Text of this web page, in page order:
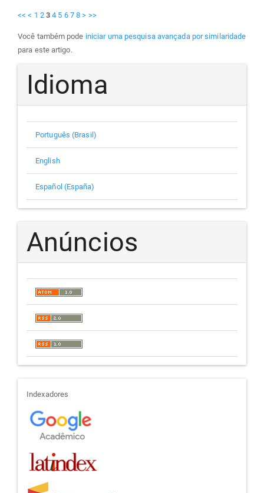
<< < 1 2 3 4 5 6 7 8 > >>
Você também pode iniciar uma pesquisa avançada por similaridade
para este artigo.
Idioma
Português (Brasil)
English
Español (España)
Anúncios
indexadores
Indexadores